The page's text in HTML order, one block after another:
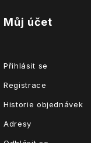
Můj účet
Přihlásit se
Registrace
Historie objednávek
Adresy